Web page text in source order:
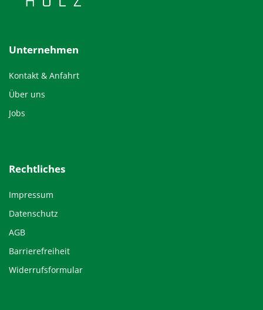
Unternehmen
Kontakt & Anfahrt
Über uns
Jobs
Rechtliches
Impressum
Datenschutz
AGB
Barrierefreiheit
Widerrufsformular